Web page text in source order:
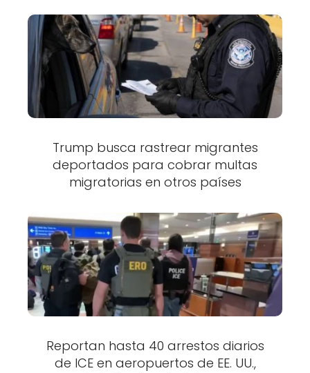
Trump busca rastrear migrantes
deportados para cobrar multas
migratorias en otros países
Reportan hasta 40 arrestos diarios
de ICE en aeropuertos de EE. UU.,